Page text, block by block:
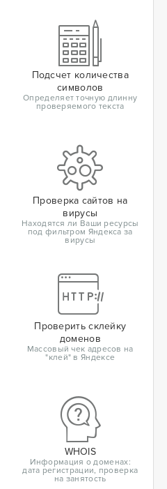
Подсчет количества
символов
Определяет точную длинну
проверяемого текста
Проверка сайтов на
вирусы
Находятся ли Ваши ресурсы
под фильтром Яндекса за
вирусы
Проверить склейку
доменов
Массовый чек адресов на
"клей" в Яндексе
WHOIS
Информация о доменах:
дата регистрации, проверка
на занятость